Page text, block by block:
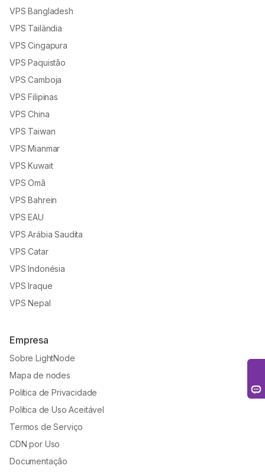
VPS Bangladesh
VPS Tailândia
VPS Cingapura
VPS Paquistão
VPS Camboja
VPS Filipinas
VPS China
VPS Taiwan
VPS Mianmar
VPS Kuwait
VPS Omã
VPS Bahrein
VPS EAU
VPS Arábia Saudita
VPS Catar
VPS Indonésia
VPS Iraque
VPS Nepal
Empresa
Sobre LightNode
Mapa de nodes
Política de Privacidade
Política de Uso Aceitável
Termos de Serviço
CDN por Uso
Documentação